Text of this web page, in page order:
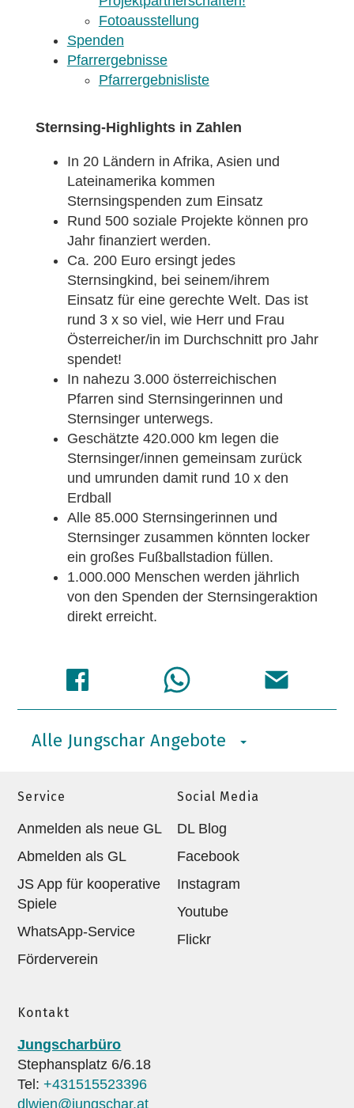
Fotoausstellung
Spenden
Pfarrergebnisse
Pfarrergebnisliste
Sternsing-Highlights in Zahlen
In 20 Ländern in Afrika, Asien und
Lateinamerika kommen
Sternsingspenden zum Einsatz
Rund 500 soziale Projekte können pro
Jahr finanziert werden.
Ca. 200 Euro ersingt jedes
Sternsingkind, bei seinem/ihrem
Einsatz für eine gerechte Welt. Das ist
rund 3 x so viel, wie Herr und Frau
Österreicher/in im Durchschnitt pro Jahr
spendet!
In nahezu 3.000 österreichischen
Pfarren sind Sternsingerinnen und
Sternsinger unterwegs.
Geschätzte 420.000 km legen die
Sternsinger/innen gemeinsam zurück
und umrunden damit rund 10 x den
Erdball
Alle 85.000 Sternsingerinnen und
Sternsinger zusammen könnten locker
ein großes Fußballstadion füllen.
1.000.000 Menschen werden jährlich
von den Spenden der Sternsingeraktion
direkt erreicht.
Alle Jungschar Angebote
Service
Anmelden als neue GL
Abmelden als GL
JS App für kooperative
Spiele
WhatsApp-Service
Förderverein
Social Media
DL Blog
Facebook
Instagram
Youtube
Flickr
Kontakt
Jungscharbüro
Stephansplatz 6/6.18
Tel:+431515523396
dlwien@jungschar.at